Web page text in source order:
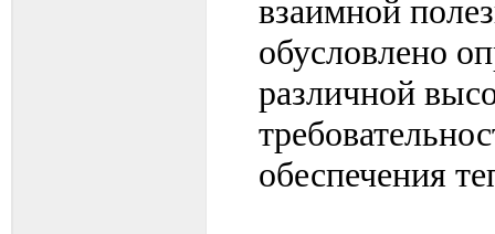
взаимной
обусловлено
различной
обеспечения